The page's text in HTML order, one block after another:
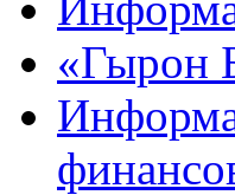
«Гырон